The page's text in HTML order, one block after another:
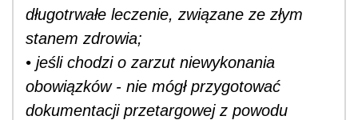
długotrwałe leczenie, związane ze złym
stanem zdrowia;
• jeśli chodzi o zarzut niewykonania
obowiązków - nie mógł przygotować
dokumentacji przetargowej z powodu